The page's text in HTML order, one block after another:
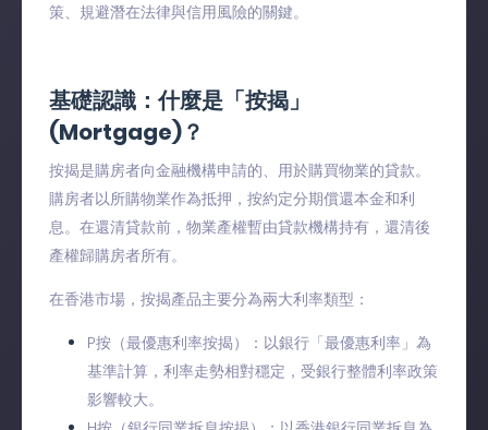
策、規避潛在法律與信用風險的關鍵。
基礎認識：什麼是「按揭」
(Mortgage)？
按揭是購房者向金融機構申請的、用於購買物業的貸款。
購房者以所購物業作為抵押，按約定分期償還本金和利
息。在還清貸款前，物業產權暫由貸款機構持有，還清後
產權歸購房者所有。
在香港市場，按揭產品主要分為兩大利率類型：
P按（最優惠利率按揭）：以銀行「最優惠利率」為
基準計算，利率走勢相對穩定，受銀行整體利率政策
影響較大。